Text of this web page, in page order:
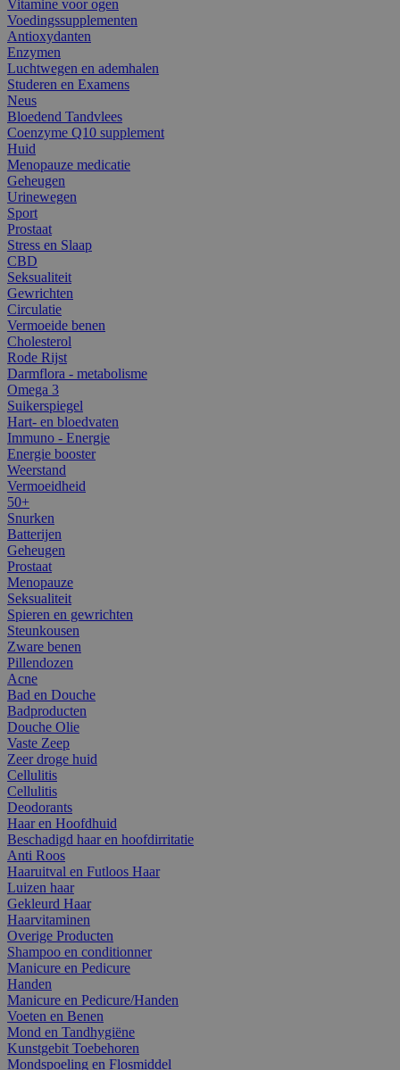
Vitamine voor ogen
Voedingssupplementen
Antioxydanten
Enzymen
Luchtwegen en ademhalen
Studeren en Examens
Neus
Bloedend Tandvlees
Coenzyme Q10 supplement
Huid
Menopauze medicatie
Geheugen
Urinewegen
Sport
Prostaat
Stress en Slaap
CBD
Seksualiteit
Gewrichten
Circulatie
Vermoeide benen
Cholesterol
Rode Rijst
Darmflora - metabolisme
Omega 3
Suikerspiegel
Hart- en bloedvaten
Immuno - Energie
Energie booster
Weerstand
Vermoeidheid
50+
Snurken
Batterijen
Geheugen
Prostaat
Menopauze
Seksualiteit
Spieren en gewrichten
Steunkousen
Zware benen
Pillendozen
Acne
Bad en Douche
Badproducten
Douche Olie
Vaste Zeep
Zeer droge huid
Cellulitis
Cellulitis
Deodorants
Haar en Hoofdhuid
Beschadigd haar en hoofdirritatie
Anti Roos
Haaruitval en Futloos Haar
Luizen haar
Gekleurd Haar
Haarvitaminen
Overige Producten
Shampoo en conditionner
Manicure en Pedicure
Handen
Manicure en Pedicure/Handen
Voeten en Benen
Mond en Tandhygiëne
Kunstgebit Toebehoren
Mondspoeling en Flosmiddel